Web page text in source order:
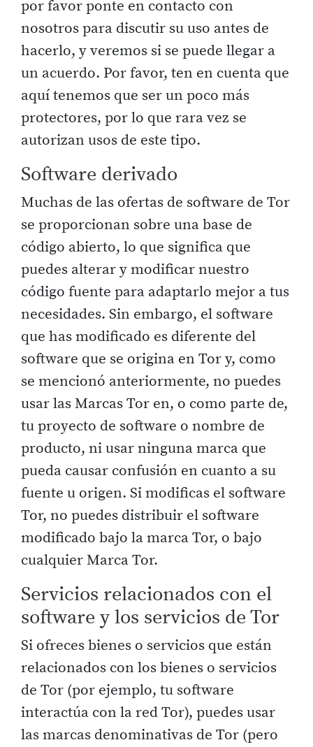
por favor ponte en contacto con
nosotros para discutir su uso antes de
hacerlo, y veremos si se puede llegar a
un acuerdo. Por favor, ten en cuenta que
aquí tenemos que ser un poco más
protectores, por lo que rara vez se
autorizan usos de este tipo.
Software derivado
Muchas de las ofertas de software de Tor
se proporcionan sobre una base de
código abierto, lo que significa que
puedes alterar y modificar nuestro
código fuente para adaptarlo mejor a tus
necesidades. Sin embargo, el software
que has modificado es diferente del
software que se origina en Tor y, como
se mencionó anteriormente, no puedes
usar las Marcas Tor en, o como parte de,
tu proyecto de software o nombre de
producto, ni usar ninguna marca que
pueda causar confusión en cuanto a su
fuente u origen. Si modificas el software
Tor, no puedes distribuir el software
modificado bajo la marca Tor, o bajo
cualquier Marca Tor.
Servicios relacionados con el
software y los servicios de Tor
Si ofreces bienes o servicios que están
relacionados con los bienes o servicios
de Tor (por ejemplo, tu software
interactúa con la red Tor), puedes usar
las marcas denominativas de Tor (pero